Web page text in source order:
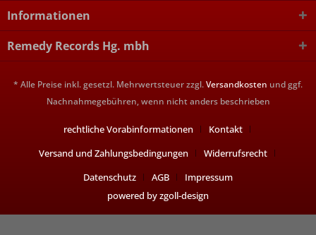
Informationen
Remedy Records Hg. mbh
* Alle Preise inkl. gesetzl. Mehrwertsteuer zzgl.Versandkosten und ggf.
Nachnahmegebühren, wenn nicht anders beschrieben
rechtliche Vorabinformationen
Kontakt
Versand und Zahlungsbedingungen
Widerrufsrecht
Datenschutz
AGB
Impressum
powered by zgoll-design